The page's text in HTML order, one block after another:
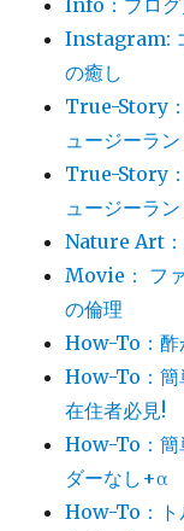
Instagram:
の癒し
True-Story
ュージーラン
True-Story
ュージーラン
Nature Art：
Movie： フ
の倫理
How-To：
How-To：簡
在住者必見!
How-To：簡
ダーなし+α
How-To：ト